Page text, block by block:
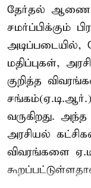
தேர்தல்
சமர்ப்பிக்கும்
அடிப்படையில்,
மதிப்புகள்,
குறித்த
வருகிறது.
அரசியல்
விவரங்களை